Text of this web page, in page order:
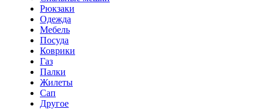
Рюкзаки
Одежда
Мебель
Посуда
Коврики
Газ
Палки
Жилеты
Сап
Другое